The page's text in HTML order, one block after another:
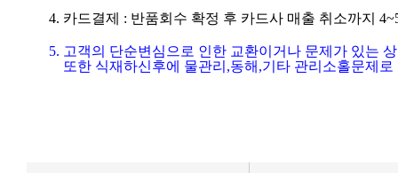
4. 카드결제 : 반품회수 확정 후 카드사 매출 취소까지
5. 고객의 단순변심으로 인한 교환이거나 문제가 있는
또한 식재하신후에 물관리,동해,기타 관리소홀문제로